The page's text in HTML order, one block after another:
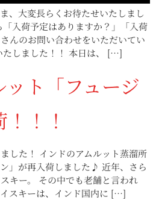
、大変長らくお待たせいたしまし
入荷予定はありますか？」「入荷
んのお問い合わせをいただいてい
たしました！！ 本日は、 […]
ト「フュージ
！！
した！ インドのアムルット蒸溜所
」が再入荷しました♪ 近年、さら
キー。 その中でも老舗と言われ
スキーは、インド国内に […]